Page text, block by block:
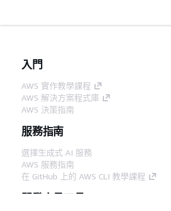
入門
AWS 實作教學課程
AWS 解決方案程式庫
AWS 決策指南
服務指南
選擇生成式 AI 服務
AWS 服務指南
在 GitHub 上的 AWS CLI 教學課程
開發人員工具